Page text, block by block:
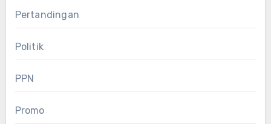
Pertandingan
Politik
PPN
Promo